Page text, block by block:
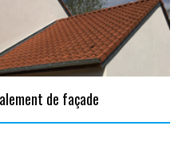
de façade